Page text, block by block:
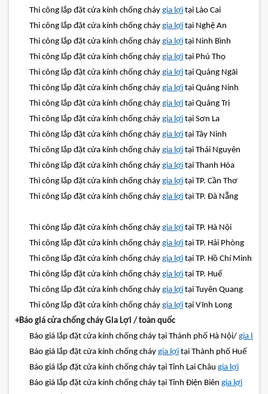
Thi công lắp đặt cửa kính chống cháy gia lợi tại Lào Cai
Thi công lắp đặt cửa kính chống cháy gia lợi tại Nghệ An
Thi công lắp đặt cửa kính chống cháy gia lợi tại Ninh Bình
Thi công lắp đặt cửa kính chống cháy gia lợi tại Phú Thọ
Thi công lắp đặt cửa kính chống cháy gia lợi tại Quảng Ngãi
Thi công lắp đặt cửa kính chống cháy gia lợi tại Quảng Ninh
Thi công lắp đặt cửa kính chống cháy gia lợi tại Quảng Trị
Thi công lắp đặt cửa kính chống cháy gia lợi tại Sơn La
Thi công lắp đặt cửa kính chống cháy gia lợi tại Tây Ninh
Thi công lắp đặt cửa kính chống cháy gia lợi tại Thái Nguyên
Thi công lắp đặt cửa kính chống cháy gia lợi tại Thanh Hóa
Thi công lắp đặt cửa kính chống cháy gia lợi tại TP. Cần Thơ
Thi công lắp đặt cửa kính chống cháy gia lợi tại TP. Đà Nẵng
Thi công lắp đặt cửa kính chống cháy gia lợi tại TP. Hà Nội
Thi công lắp đặt cửa kính chống cháy gia lợi tại TP. Hải Phòng
Thi công lắp đặt cửa kính chống cháy gia lợi tại TP. Hồ Chí Minh
Thi công lắp đặt cửa kính chống cháy gia lợi tại TP. Huế
Thi công lắp đặt cửa kính chống cháy gia lợi tại Tuyên Quang
Thi công lắp đặt cửa kính chống cháy gia lợi tại Vĩnh Long
+Báo giá cửa chống cháy Gia Lợi / toàn quốc
Báo giá lắp đặt cửa kính chống cháy tại Thành phố Hà Nội/ gia lợi
Báo giá lắp đặt cửa kính chống cháy gia lợi tại Thành phố Huế
Báo giá lắp đặt cửa kính chống cháy tại Tỉnh Lai Châu gia lợi
Báo giá lắp đặt cửa kính chống cháy tại Tỉnh Điện Biên gia lợi